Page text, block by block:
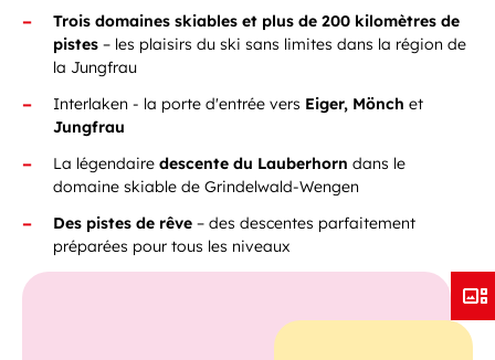
Trois domaines skiables et plus de 200 kilomètres de
pistes – les plaisirs du ski sans limites dans la région de
la Jungfrau
Interlaken - la porte d'entrée vers Eiger, Mönch et
Jungfrau
La légendaire descente du Lauberhorn dans le
domaine skiable de Grindelwald-Wengen
Des pistes de rêve – des descentes parfaitement
préparées pour tous les niveaux